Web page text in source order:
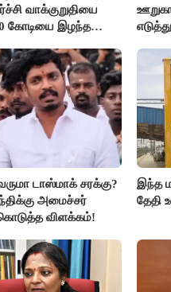
வாக்குறுதியை
கோடியை இழந்த
டாஸ்மாக் சரக்கு?
அமைச்சர்
விளக்கம்!
இந்த
தேதி